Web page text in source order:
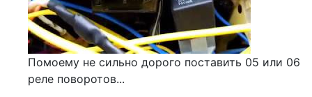
Помоему не сильно дорого поставить 05 или 06
реле поворотов...